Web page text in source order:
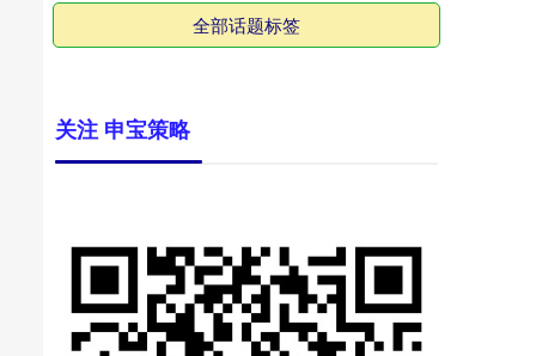
全部话题标签
关注 申宝策略